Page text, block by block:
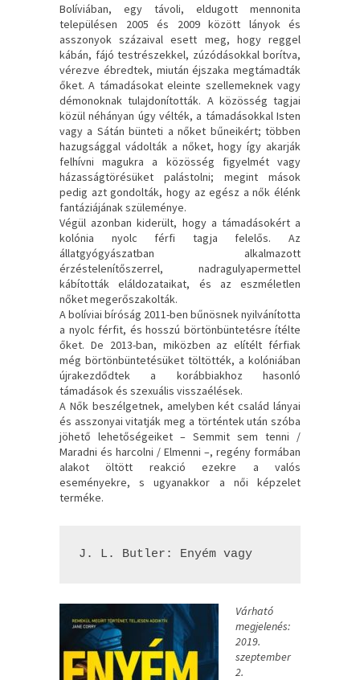
Bolíviában, ​egy távoli, eldugott mennonita
településen 2005 és 2009 között lányok és
asszonyok százaival esett meg, hogy reggel
kábán, fájó testrészekkel, zúzódásokkal borítva,
vérezve ébredtek, miután éjszaka megtámadták
őket. A támadásokat eleinte szellemeknek vagy
démonoknak tulajdonították. A közösség tagjai
közül néhányan úgy vélték, a támadásokkal Isten
vagy a Sátán bünteti a nőket bűneikért; többen
hazugsággal vádolták a nőket, hogy így akarják
felhívni magukra a közösség figyelmét vagy
házasságtörésüket palástolni; megint mások
pedig azt gondolták, hogy az egész a nők élénk
fantáziájának szüleménye.
Végül azonban kiderült, hogy a támadásokért a
kolónia nyolc férfi tagja felelős. Az
állatgyógyászatban alkalmazott
érzéstelenítőszerrel, nadragulyapermettel
kábították eláldozataikat, és az eszméletlen
nőket megerőszakolták.
A bolíviai bíróság 2011-ben bűnösnek nyilvánította
a nyolc férfit, és hosszú börtönbüntetésre ítélte
őket. De 2013-ban, miközben az elítélt férfiak
még börtönbüntetésüket töltötték, a kolóniában
újrakezdődtek a korábbiakhoz hasonló
támadások és szexuális visszaélések.
A Nők beszélgetnek, amelyben két család lányai
és asszonyai vitatják meg a történtek után szóba
jöhető lehetőségeiket – Semmit sem tenni /
Maradni és harcolni / Elmenni –, regény formában
alakot öltött reakció ezekre a valós
eseményekre, s ugyanakkor a női képzelet
terméke.
J. L. Butler: Enyém ​vagy
Várható
megjelenés:
2019.
szeptember
2.